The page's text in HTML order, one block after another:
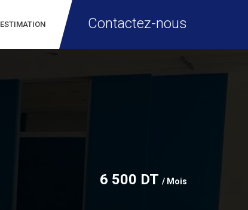
ESTIMATION Contactez-nous
6 500 DT / Mois